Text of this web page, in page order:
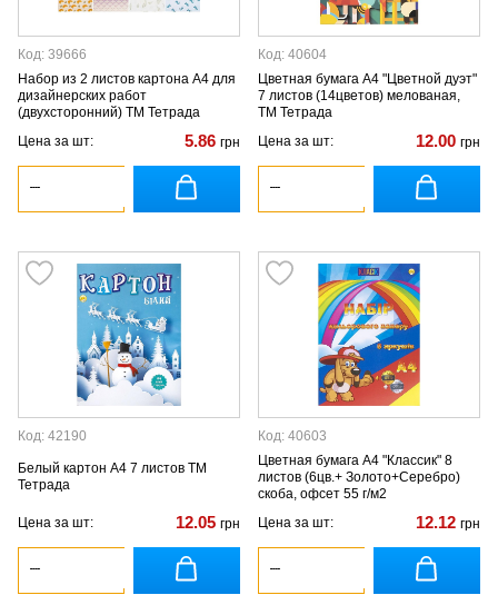
Код: 39666
Набор из 2 листов картона А4 для
дизайнерских работ
(двухсторонний) ТМ Тетрада
Цена за шт:
5.86 грн
Код: 40604
Цветная бумага А4 "Цветной дуэт"
7 листов (14цветов) мелованая,
ТМ Тетрада
Цена за шт:
12.00 грн
Код: 42190
Белый картон А4 7 листов ТМ
Тетрада
Цена за шт: 12.05 грн
Код: 40603
Цветная бумага А4 "Классик" 8
листов (6цв.+ Золото+Серебро)
скоба, офсет 55 г/м2
Цена за шт:
12.12 грн